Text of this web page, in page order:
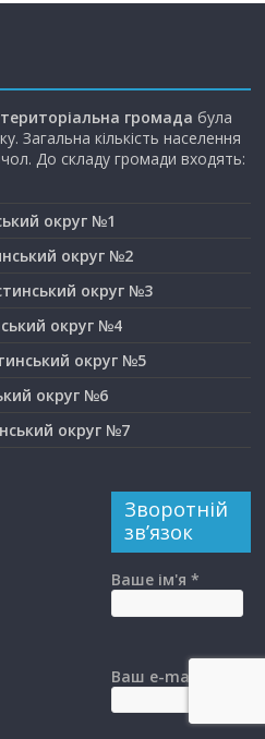
громада була
Загальна кількість населення
До складу громади входять:
округ №1
округ №2
округ №3
округ №4
округ №5
округ №6
округ №7
Зворотній
зв’язок
Ваше ім'я *
Ваш e-mail *